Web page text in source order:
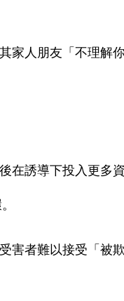
家人朋友「不理解
在誘導下投入更多
害者難以接受「被